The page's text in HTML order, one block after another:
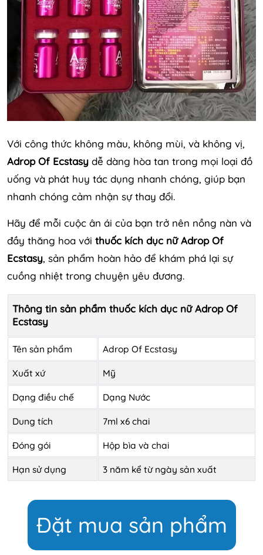
Với công thức không màu, không mùi, và không vị,
Adrop Of Ecstasy dễ dàng hòa tan trong mọi loại đồ
uống và phát huy tác dụng nhanh chóng, giúp bạn
nhanh chóng cảm nhận sự thay đổi.
Hãy để mỗi cuộc ân ái của bạn trở nên nồng nàn và
đầy thăng hoa với thuốc kích dục nữ Adrop Of
Ecstasy, sản phẩm hoàn hảo để khám phá lại sự
cuồng nhiệt trong chuyện yêu đương.
Thông tin sản phẩm thuốc kích dục nữ Adrop Of
Ecstasy
Tên sản phẩm Adrop Of Ecstasy
Xuất xứ Mỹ
Dạng điều chế Dạng Nước
Dung tích 7ml x6 chai
Đóng gói Hộp bìa và chai
Hạn sử dụng 3 năm kể từ ngày sản xuất
Đặt mua sản phẩm